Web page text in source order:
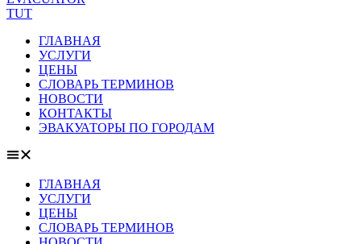
TUT
ГЛАВНАЯ
УСЛУГИ
ЦЕНЫ
СЛОВАРЬ ТЕРМИНОВ
НОВОСТИ
КОНТАКТЫ
ЭВАКУАТОРЫ ПО ГОРОДАМ
ГЛАВНАЯ
УСЛУГИ
ЦЕНЫ
СЛОВАРЬ ТЕРМИНОВ